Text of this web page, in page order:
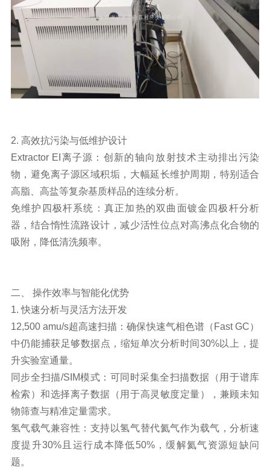
2. 高效抗污染与低维护设计
Extractor EI离子源：创新的轴向放射技术主动排出污染
物，避免离子源区域积垢，大幅延长维护周期，特别适合
高脂、高盐等复杂基质样品的连续分析。
免维护四极杆系统：真正加热的双曲面镀金四极杆分析
器，结合惰性流路设计，减少活性位点对高沸点化合物的
吸附，降低清洗频率。
二、 操作效率与智能化优势
1. 快速分析与灵活方法开发
12,500 amu/s超高速扫描：确保快速气相色谱（Fast GC）
中仍能捕获足够数据点，缩短单次分析时间30%以上，提
升实验室通量。
同步全扫描/SIM模式：可同时采集全扫描数据（用于谱库
检索）和选择离子数据（用于高灵敏度定量），兼顾未知
物筛查与精准定量需求。
氢气载气兼容性：支持以氢气替代氦气作为载气，分析速
度提升30%且运行成本降低50%，缓解氦气资源短缺问
题。